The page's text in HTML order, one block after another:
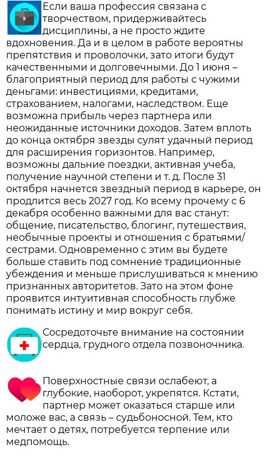
Если ваша профессия связана с
творчеством, придерживайтесь
дисциплины, а не просто ждите
вдохновения. Да и в целом в работе вероятны
препятствия и проволочки, зато итоги будут
качественными и долговечными. До 1 июня –
благоприятный период для работы с чужими
деньгами: инвестициями, кредитами,
страхованием, налогами, наследством. Еще
возможна прибыль через партнера или
неожиданные источники доходов. Затем вплоть
до конца октября звезды сулят удачный период
для расширения горизонтов. Например,
возможны дальние поездки, активная учеба,
получение научной степени и т. д. После 31
октября начнется звездный период в карьере, он
продлится весь 2027 год. Ко всему прочему с 6
декабря особенно важными для вас станут:
общение, писательство, блогинг, путешествия,
необычные проекты и отношения с братьями/
сестрами. Одновременно с этим вы будете
больше ставить под сомнение традиционные
убеждения и меньше прислушиваться к мнению
признанных авторитетов. Зато на этом фоне
проявится интуитивная способность глубже
понимать истину и мир вокруг себя.
Сосредоточьте внимание на состоянии
сердца, грудного отдела позвоночника.
Поверхностные связи ослабеют, а
глубокие, наоборот, укрепятся. Кстати,
партнер может оказаться старше или
моложе вас, а связь – судьбоносной. Тем, кто
мечтает о детях, потребуется терпение или
медпомощь.